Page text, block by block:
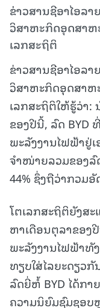
ຂ່າວສານຊີອາໄອລ
ວິສາຫະກິດອຸດສາຫ
ເລກສະຖິຕິ
ຂ່າວສານຊີອາໄອລ
ວິສາຫະກິດອຸດສາຫ
ເລກສະຖິຕິໃຫ້ຮູ້ວ່າ
ຂອງປີນີ້, ລົດ BYD
ພະລັງງານໄຟຟ້າຢູ່
ຈຳໜ່າຍລວມຂອງລົ
44% ຊຶ່ງຖືວ່າກວມ
ໂຕເລກສະຖິຕິຍັງສ
ຫາເດືອນຕຸລາຂອງ
ພະລັງງານໄຟຟ້າທັ
ທຽບໃສ່ໄລຍະດຽວກັ
ລົດຍີ່ຫໍ້ BYD ໄດ້ກ
ຄວາມນິຍົມຊົມຊອບ